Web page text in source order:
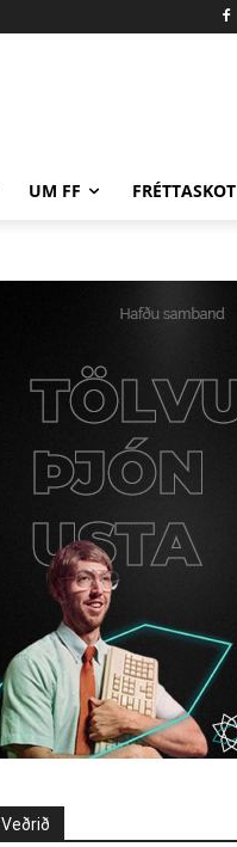
UM FF FRÉTTASKOT
Veðrið